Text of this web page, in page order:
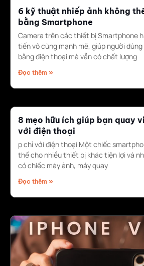
6 kỹ thuật nhiếp ảnh không
bằng Smartphone
Camera trên các thiết bị Smartphone
tiến vô cùng mạnh mẽ, giúp người
bằng điện thoại mà vẫn có chất lượng
Đọc thêm »
8 mẹo hữu ích giúp bạn quay
với điện thoại
p chỉ với điện thoại Một chiếc
thế cho nhiều thiết bị khác tiện lợi và
có chiếc máy ảnh, máy quay
Đọc thêm »